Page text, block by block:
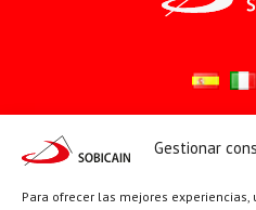
Gestionar
Para ofrecer las mejores
Síguenos en:
YouTube
X Facebook